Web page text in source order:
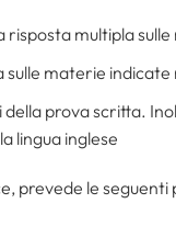
risposta multipla
materie indicate
prova scritta.
lingua inglese
prevede le seguenti